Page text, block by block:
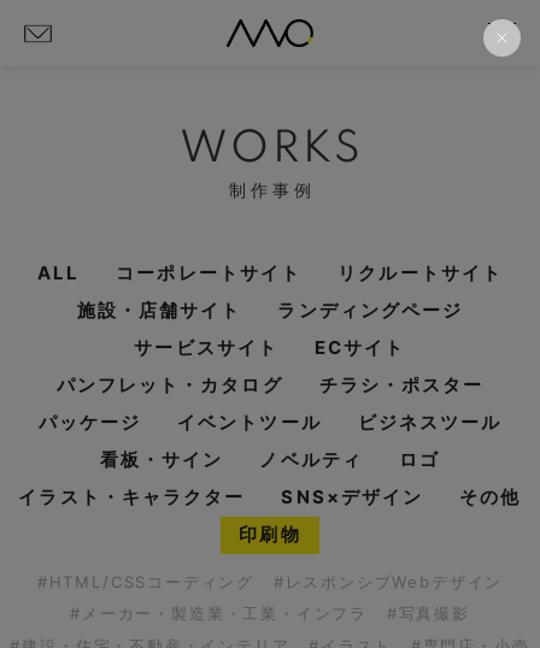
WORKS
制作事例
ALL コーポレートサイト
リクルートサイト
施設・店舗サイト
ランディングページ
サービスサイト
ECサイト
パンフレット・カタログ
チラシ・ポスター
パッケージ
イベントツール
ビジネスツール
看板・サイン
ノベルティ
ロゴ
イラスト・キャラクター
SNS×デザイン
その他
印刷物
#HTML/CSSコーディング
#レスポンシブWebデザイン
#メーカー・製造業・工業・インフラ
#写真撮影